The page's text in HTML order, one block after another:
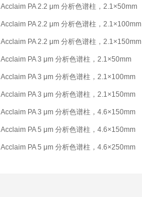
Acclaim PA 2.2 μm 分析色谱柱，2.1×50mm
Acclaim PA 2.2 μm 分析色谱柱，2.1×100mm
Acclaim PA 2.2 μm 分析色谱柱，2.1×150mm
Acclaim PA 3 μm 分析色谱柱，2.1×50mm
Acclaim PA 3 μm 分析色谱柱，2.1×100mm
Acclaim PA 3 μm 分析色谱柱，2.1×150mm
Acclaim PA 3 μm 分析色谱柱，4.6×150mm
Acclaim PA 5 μm 分析色谱柱，4.6×150mm
Acclaim PA 5 μm 分析色谱柱，4.6×250mm